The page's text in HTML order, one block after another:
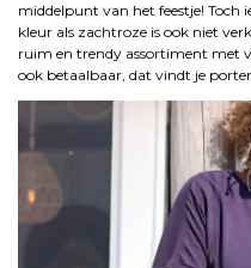
middelpunt van het feestje! Toch
kleur als zachtroze is ook niet
ruim en trendy assortiment met
ook betaalbaar, dat vindt je